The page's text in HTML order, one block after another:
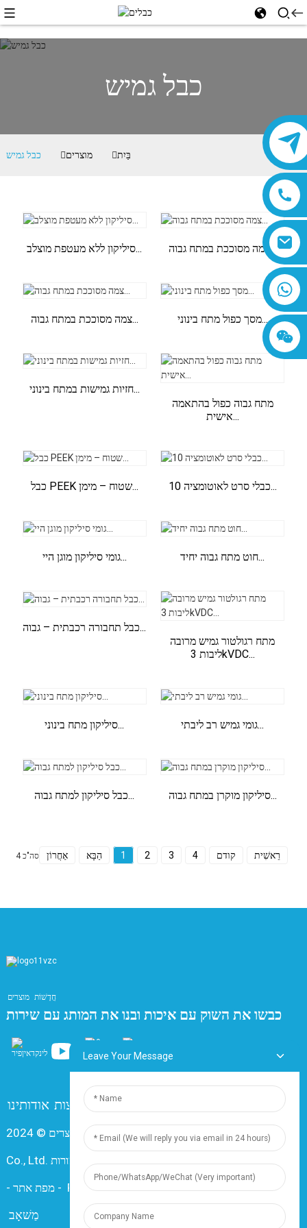
8618019377761
כבל גמיש
בַּיִת מוצרים כבל גמיש
סיליקון ללא מעטפת מוצלב... צמה מסוככת במתח גבוה...
צמה מסוככת במתח גבוה... מסך כפול מתח בינוני...
חזיות גמישות במתח בינוני...
מתח גבוה כפול בהתאמה
אישית...
כבל PEEK שטוח – מימן... כבלי סרט לאוטומציה 10...
גומי סיליקון מוגן היי... חוט מתח גבוה יחיד...
כבל תחבורה רכבתית – גבוה...
מתח רגולטור גמיש מרובה
ליבות 3kVDC...
סיליקון מתח בינוני... גומי גמיש רב ליבתי...
כבל סיליקון למתח גבוה... סיליקון מוקרן במתח גבוה...
רֵאשִׁית קודם 1 2 3 4 הַבָּא אַחֲרוֹן סה"כ 4
מוצרים חֲדָשׁוֹת
כבשו את השוק עם איכות ובנו את המותג עם שירות
אודותינו שאלות נפוצות
זכויות יוצרים © 2024 Shanghai Dingzun Electric & Cable
Co., Ltd. כל הזכויות שמורות
- מפת אתר- Resource
מַשׁאָב
Leave Your Message